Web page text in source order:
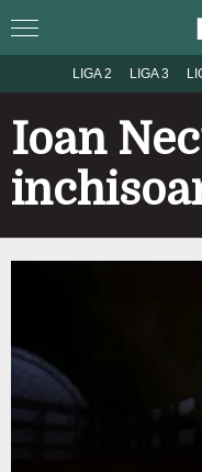
LIGA 2 LIGA 3
Ioan